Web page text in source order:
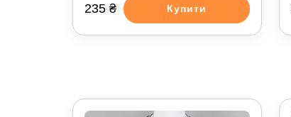
235 ₴ Купити